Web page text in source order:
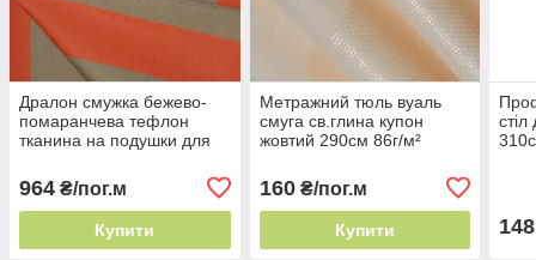
Дралон смужка бежево-
помаранчева тефлон
тканина на подушки для
чохлів на садові
964 ₴/пог.м
Купити
Метражний тюль вуаль
смуга св.глина купон
жовтий 290см 86г/м²
напівпрозорий
160₴/пог.м
Купити
стіл
148